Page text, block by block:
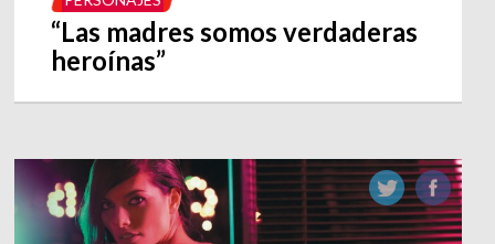
“Las madres somos verdaderas
heroínas”